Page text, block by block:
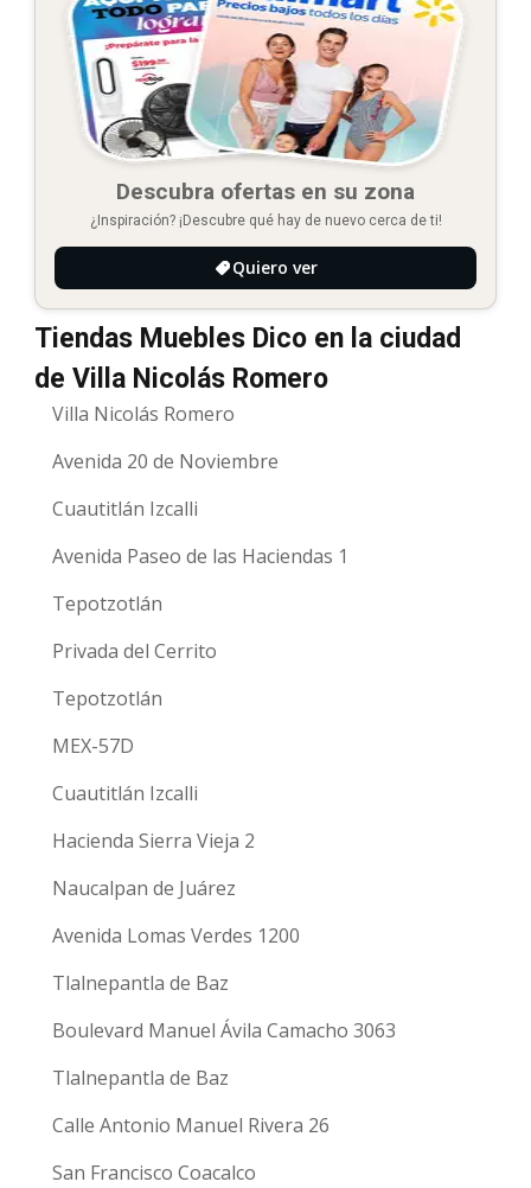
Descubra ofertas en su zona
¿Inspiración? ¡Descubre qué hay de nuevo cerca de ti!
Quiero ver
Tiendas Muebles Dico en la ciudad
de Villa Nicolás Romero
Villa Nicolás Romero
Avenida 20 de Noviembre
Cuautitlán Izcalli
Avenida Paseo de las Haciendas 1
Tepotzotlán
Privada del Cerrito
Tepotzotlán
MEX-57D
Cuautitlán Izcalli
Hacienda Sierra Vieja 2
Naucalpan de Juárez
Avenida Lomas Verdes 1200
Tlalnepantla de Baz
Boulevard Manuel Ávila Camacho 3063
Tlalnepantla de Baz
Calle Antonio Manuel Rivera 26
San Francisco Coacalco